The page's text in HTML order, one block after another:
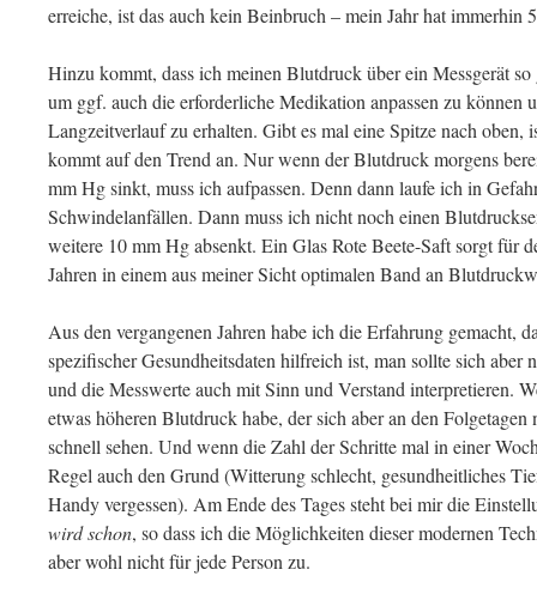
erreiche, ist das auch kein Beinbruch – mein Jahr hat immerhin
Hinzu kommt, dass ich meinen Blutdruck über ein Messgerät
um ggf. auch die erforderliche Medikation anpassen zu können
Langzeitverlauf zu erhalten. Gibt es mal eine Spitze nach oben,
kommt auf den Trend an. Nur wenn der Blutdruck morgens
mm Hg sinkt, muss ich aufpassen. Denn dann laufe ich in
Schwindelanfällen. Dann muss ich nicht noch einen
weitere 10 mm Hg absenkt. Ein Glas Rote Beete-Saft sorgt für
Jahren in einem aus meiner Sicht optimalen Band an
Aus den vergangenen Jahren habe ich die Erfahrung gemacht,
spezifischer Gesundheitsdaten hilfreich ist, man sollte sich aber
und die Messwerte auch mit Sinn und Verstand interpretieren.
etwas höheren Blutdruck habe, der sich aber an den
schnell sehen. Und wenn die Zahl der Schritte mal in einer
Regel auch den Grund (Witterung schlecht, gesundheitliches
Handy vergessen). Am Ende des Tages steht bei mir die
wird schon, so dass ich die Möglichkeiten dieser modernen
aber wohl nicht für jede Person zu.